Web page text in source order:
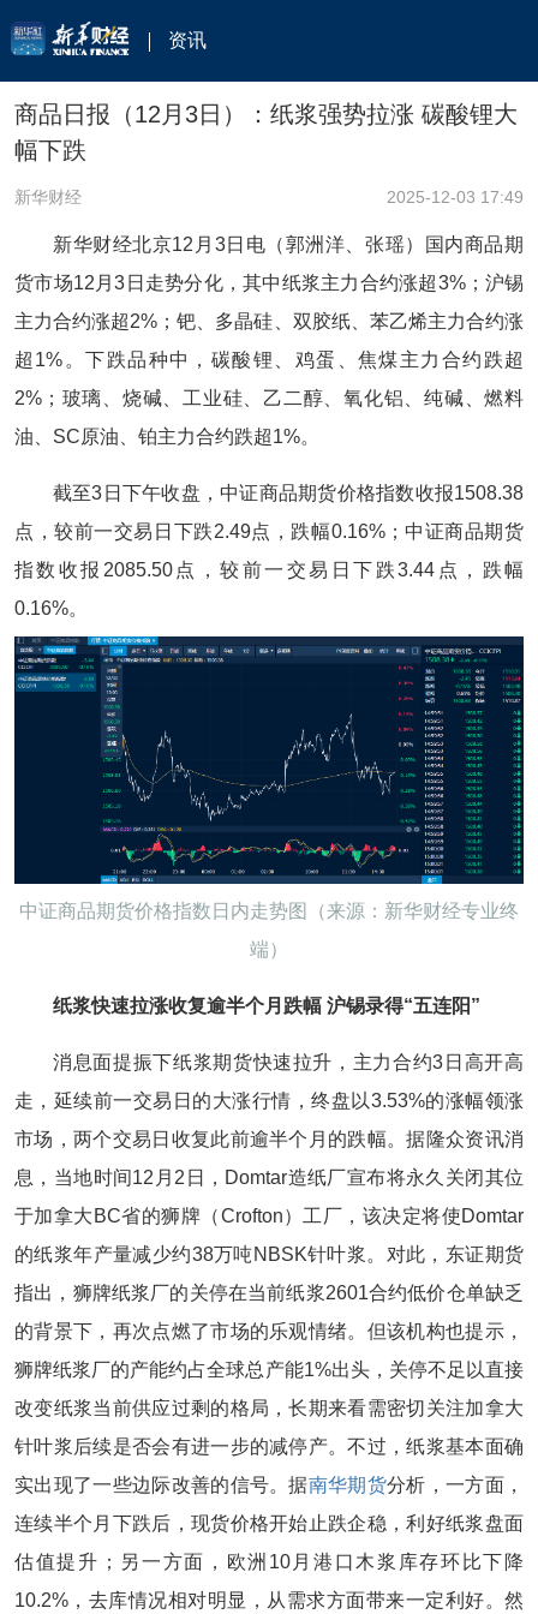
资讯
商品日报（12月3日）：纸浆强势拉涨 碳酸锂大
幅下跌
新华财经 2025-12-03 17:49
新华财经北京12月3日电（郭洲洋、张瑶）国内商品期
货市场12月3日走势分化，其中纸浆主力合约涨超3%；沪锡
主力合约涨超2%；钯、多晶硅、双胶纸、苯乙烯主力合约涨
超1%。下跌品种中，碳酸锂、鸡蛋、焦煤主力合约跌超
2%；玻璃、烧碱、工业硅、乙二醇、氧化铝、纯碱、燃料
油、SC原油、铂主力合约跌超1%。
截至3日下午收盘，中证商品期货价格指数收报1508.38
点，较前一交易日下跌2.49点，跌幅0.16%；中证商品期货
指数收报2085.50点，较前一交易日下跌3.44点，跌幅
0.16%。
中证商品期货价格指数日内走势图（来源：新华财经专业终
端）
纸浆快速拉涨收复逾半个月跌幅 沪锡录得“五连阳”
消息面提振下纸浆期货快速拉升，主力合约3日高开高
走，延续前一交易日的大涨行情，终盘以3.53%的涨幅领涨
市场，两个交易日收复此前逾半个月的跌幅。据隆众资讯消
息，当地时间12月2日，Domtar造纸厂宣布将永久关闭其位
于加拿大BC省的狮牌（Crofton）工厂，该决定将使Domtar
的纸浆年产量减少约38万吨NBSK针叶浆。对此，东证期货
指出，狮牌纸浆厂的关停在当前纸浆2601合约低价仓单缺乏
的背景下，再次点燃了市场的乐观情绪。但该机构也提示，
狮牌纸浆厂的产能约占全球总产能1%出头，关停不足以直接
改变纸浆当前供应过剩的格局，长期来看需密切关注加拿大
针叶浆后续是否会有进一步的减停产。不过，纸浆基本面确
实出现了一些边际改善的信号。据南华期货分析，一方面，
连续半个月下跌后，现货价格开始止跌企稳，利好纸浆盘面
估值提升；另一方面，欧洲10月港口木浆库存环比下降
10.2%，去库情况相对明显，从需求方面带来一定利好。然